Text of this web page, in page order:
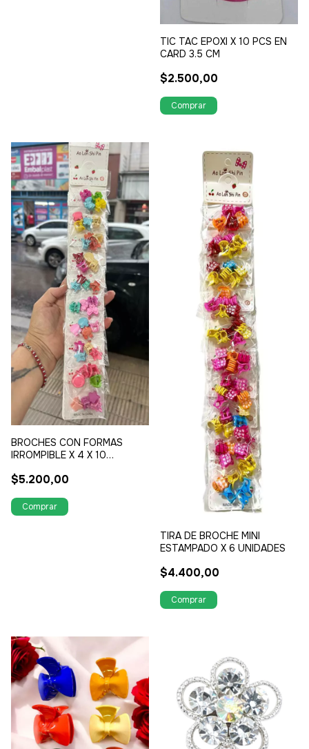
TIC TAC EPOXI X 10 PCS EN
CARD 3.5 CM
$2.500,00
BROCHES CON FORMAS
IRROMPIBLE X 4 X 10
$5.200,00
TIRA DE BROCHE MINI
ESTAMPADO X 6 UNIDADES
$4.400,00